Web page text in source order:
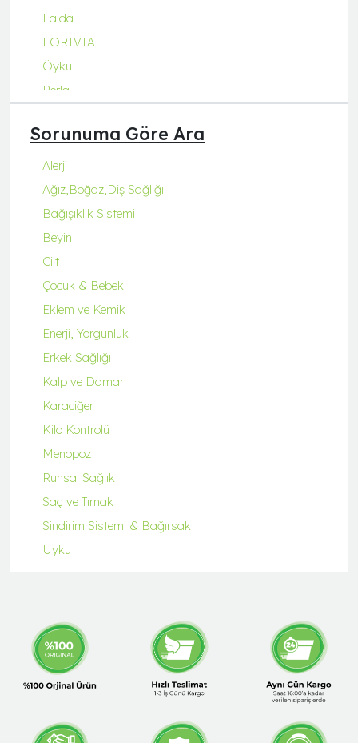
Faida
FORIVIA
Öykü
Perla
Q-Collagen
Q-Fit
Q-MENA
Q-UZU
ROBİN&ODİN
Sorunuma Göre Ara
Alerji
Ağız,Boğaz,Diş Sağlığı
Bağışıklık Sistemi
Beyin
Cilt
Çocuk & Bebek
Eklem ve Kemik
Enerji, Yorgunluk
Erkek Sağlığı
Kalp ve Damar
Karaciğer
Kilo Kontrolü
Menopoz
Ruhsal Sağlık
Saç ve Tırnak
Sindirim Sistemi & Bağırsak
Uyku